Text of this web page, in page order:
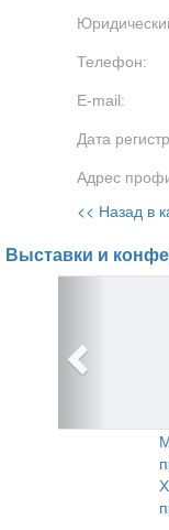
Телефон:
E-mail:
Дата
Адрес
<< Назад в
Выставки и